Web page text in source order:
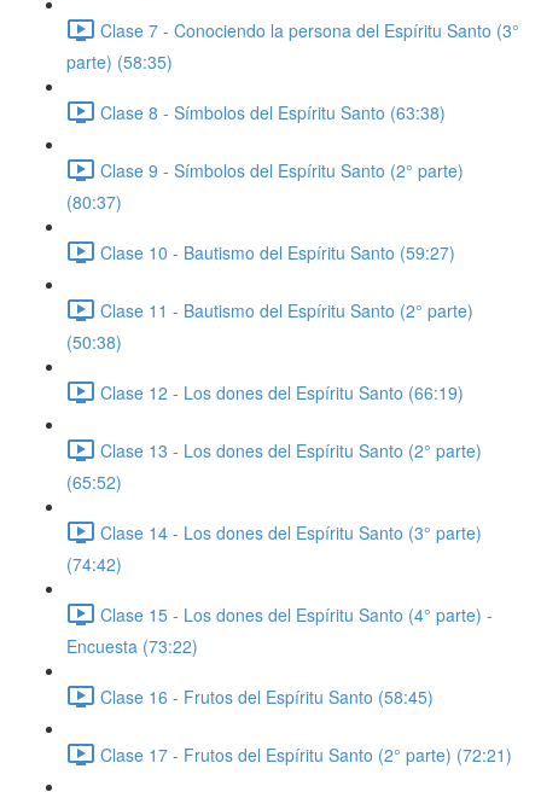
Clase 7 - Conociendo la persona del Espíritu Santo (3°
parte) (58:35)
Clase 8 - Símbolos del Espíritu Santo (63:38)
Clase 9 - Símbolos del Espíritu Santo (2° parte)
(80:37)
Clase 10 - Bautismo del Espíritu Santo (59:27)
Clase 11 - Bautismo del Espíritu Santo (2° parte)
(50:38)
Clase 12 - Los dones del Espíritu Santo (66:19)
Clase 13 - Los dones del Espíritu Santo (2° parte)
(65:52)
Clase 14 - Los dones del Espíritu Santo (3° parte)
(74:42)
Clase 15 - Los dones del Espíritu Santo (4° parte) -
Encuesta (73:22)
Clase 16 - Frutos del Espíritu Santo (58:45)
Clase 17 - Frutos del Espíritu Santo (2° parte) (72:21)